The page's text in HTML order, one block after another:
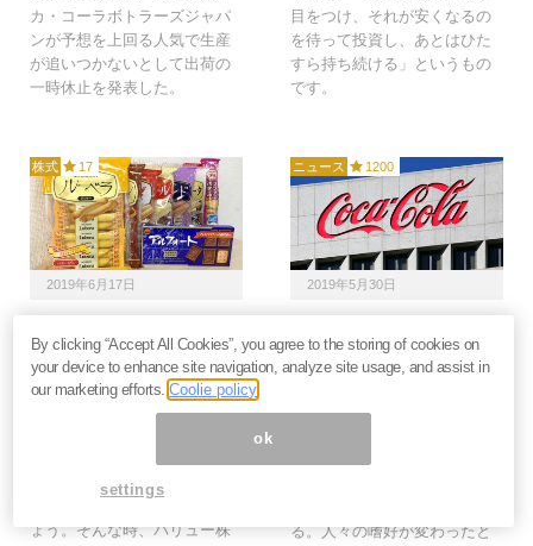
カ・コーラボトラーズジャパ
ンが予想を上回る人気で生産
が追いつかないとして出荷の
一時休止を発表した。
目をつけ、それが安くなるの
を待って投資し、あとはひた
すら持ち続ける」というもの
です。
株式 17
2019年6月17日
になりうるか？消費増税
でも買われる「消費独占
型企業」を狙え＝栫井駿
り増税されると、消費者は財
ょう。そんな時、バリュー株
ニュース 1200
2019年5月30日
砂糖離れに大苦戦。「健
康志向」に乗れない企業
る。人々の嗜好が変わったと
By clicking “Accept All Cookies”, you agree to the storing of cookies on
your device to enhance site navigation, analyze site usage, and assist in
our marketing efforts.Coolie policy
ok
settings